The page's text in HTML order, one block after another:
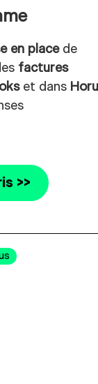
en placede
factures
et dans
>>